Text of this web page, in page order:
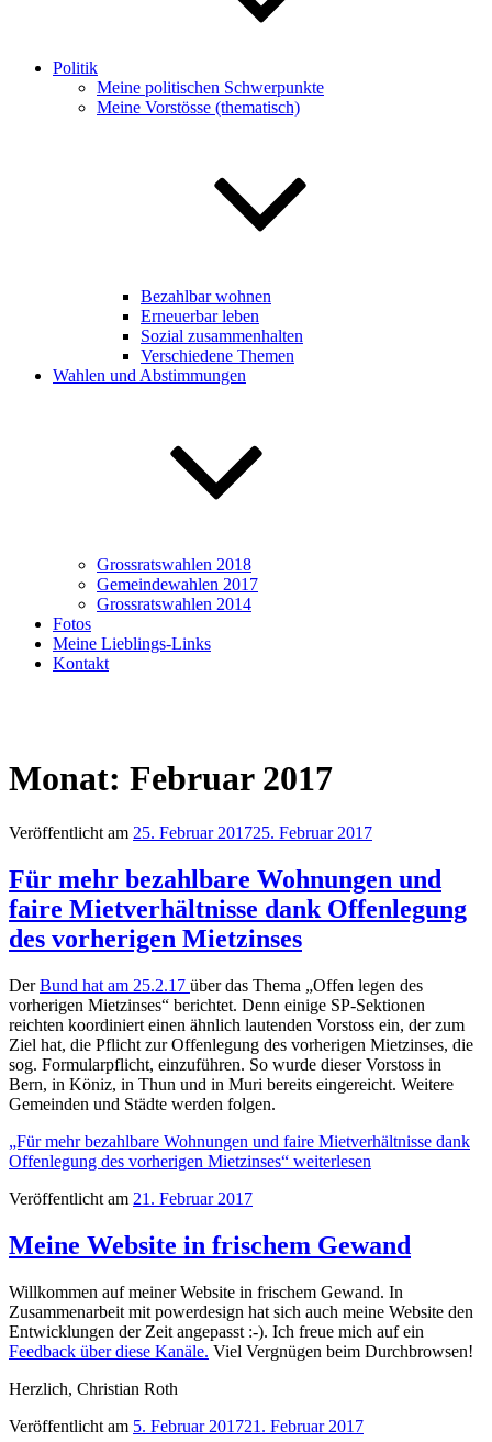
Politik
Meine politischen Schwerpunkte
Meine Vorstösse (thematisch)
Bezahlbar wohnen
Erneuerbar leben
Sozial zusammenhalten
Verschiedene Themen
Wahlen und Abstimmungen
Grossratswahlen 2018
Gemeindewahlen 2017
Grossratswahlen 2014
Fotos
Meine Lieblings-Links
Kontakt
Monat: Februar 2017
Veröffentlicht am 25. Februar 201725. Februar 2017
Für mehr bezahlbare Wohnungen und
faire Mietverhältnisse dank Offenlegung
des vorherigen Mietzinses
DerBund hat am 25.2.17 über das Thema „Offen legen des
vorherigen Mietzinses“ berichtet. Denn einige SP-Sektionen
reichten koordiniert einen ähnlich lautenden Vorstoss ein, der zum
Ziel hat, die Pflicht zur Offenlegung des vorherigen Mietzinses, die
sog. Formularpflicht, einzuführen. So wurde dieser Vorstoss in
Bern, in Köniz, in Thun und in Muri bereits eingereicht. Weitere
Gemeinden und Städte werden folgen.
„Für mehr bezahlbare Wohnungen und faire Mietverhältnisse dank
Offenlegung des vorherigen Mietzinses“ weiterlesen
Veröffentlicht am 21. Februar 2017
Meine Website in frischem Gewand
Willkommen auf meiner Website in frischem Gewand. In
Zusammenarbeit mit powerdesign hat sich auch meine Website den
Entwicklungen der Zeit angepasst :-). Ich freue mich auf ein
Feedback über diese Kanäle. Viel Vergnügen beim Durchbrowsen!
Herzlich, Christian Roth
Veröffentlicht am 5. Februar 201721. Februar 2017